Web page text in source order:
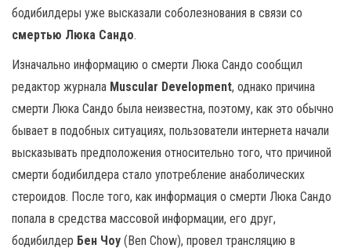
бодибилдеры уже высказали соболезнования в связи со
смертью Люка Сандо.
Изначально информацию о смерти Люка Сандо сообщил
редактор журнала Muscular Development, однако причина
смерти Люка Сандо была неизвестна, поэтому, как это обычно
бывает в подобных ситуациях, пользователи интернета начали
высказывать предположения относительно того, что причиной
смерти бодибилдера стало употребление анаболических
стероидов. После того, как информация о смерти Люка Сандо
попала в средства массовой информации, его друг,
бодибилдер Бен Чоу (Ben Chow), провел трансляцию в